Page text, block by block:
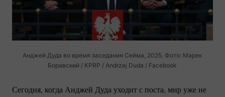
Анджей Дуда во время заседания Сейма, 2025. Фото: Марек
Боравский / KPRP / Andrzej Duda / Facebook
Сегодня, когда Анджей Дуда уходит с поста, мир уже не